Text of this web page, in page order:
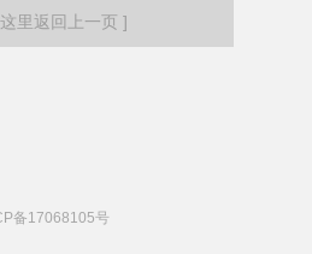
里返回上一页 ]
备17068105号